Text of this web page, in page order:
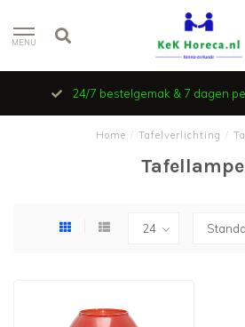
MENU
24/7 bestelgemak & 7 dagen
Home Tafelverlichting